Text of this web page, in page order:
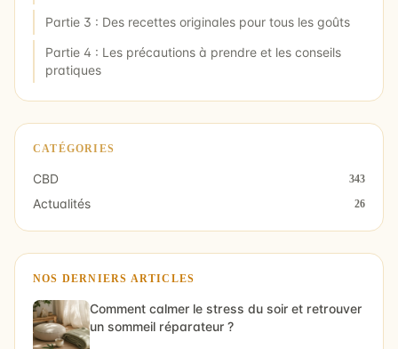
Partie 3 : Des recettes originales pour tous les goûts
Partie 4 : Les précautions à prendre et les conseils
pratiques
CATÉGORIES
CBD 343
Actualités 26
NOS DERNIERS ARTICLES
Comment calmer le stress du soir et retrouver
un sommeil réparateur ?